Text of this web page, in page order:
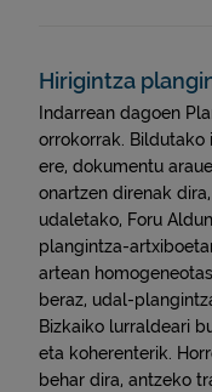
Hirigintza
Indarrean dagoen
orrokorrak. Bildutako
ere, dokumentu
onartzen direnak
udaletako, Foru
plangintza-
artean
beraz, udal-
Bizkaiko lurraldeari
eta koherenterik.
behar dira, antzeko